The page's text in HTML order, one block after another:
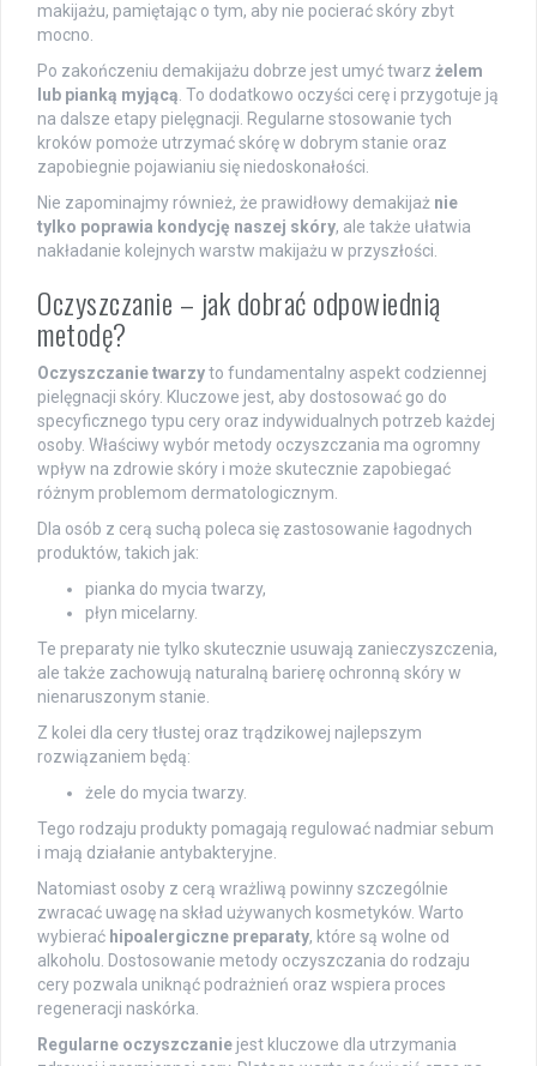
makijażu, pamiętając o tym, aby nie pocierać skóry zbyt
mocno.
Po zakończeniu demakijażu dobrze jest umyć twarz żelem
lub pianką myjącą. To dodatkowo oczyści cerę i przygotuje ją
na dalsze etapy pielęgnacji. Regularne stosowanie tych
kroków pomoże utrzymać skórę w dobrym stanie oraz
zapobiegnie pojawianiu się niedoskonałości.
Nie zapominajmy również, że prawidłowy demakijaż nie
tylko poprawia kondycję naszej skóry, ale także ułatwia
nakładanie kolejnych warstw makijażu w przyszłości.
Oczyszczanie – jak dobrać odpowiednią
metodę?
Oczyszczanie twarzyto fundamentalny aspekt codziennej
pielęgnacji skóry. Kluczowe jest, aby dostosować go do
specyficznego typu cery oraz indywidualnych potrzeb każdej
osoby. Właściwy wybór metody oczyszczania ma ogromny
wpływ na zdrowie skóry i może skutecznie zapobiegać
różnym problemom dermatologicznym.
Dla osób z cerą suchą poleca się zastosowanie łagodnych
produktów, takich jak:
pianka do mycia twarzy,
płyn micelarny.
Te preparaty nie tylko skutecznie usuwają zanieczyszczenia,
ale także zachowują naturalną barierę ochronną skóry w
nienaruszonym stanie.
Z kolei dla cery tłustej oraz trądzikowej najlepszym
rozwiązaniem będą:
żele do mycia twarzy.
Tego rodzaju produkty pomagają regulować nadmiar sebum
i mają działanie antybakteryjne.
Natomiast osoby z cerą wrażliwą powinny szczególnie
zwracać uwagę na skład używanych kosmetyków. Warto
wybierać hipoalergiczne preparaty, które są wolne od
alkoholu. Dostosowanie metody oczyszczania do rodzaju
cery pozwala uniknąć podrażnień oraz wspiera proces
regeneracji naskórka.
Regularne oczyszczanie jest kluczowe dla utrzymania